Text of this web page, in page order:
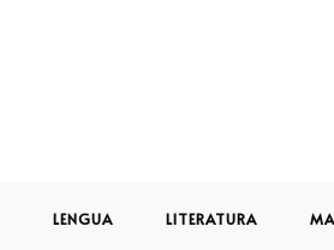
LENGUA LITERATURA